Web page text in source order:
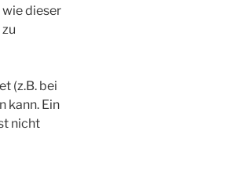
dieser
(z.B. bei
kann. Ein
nicht